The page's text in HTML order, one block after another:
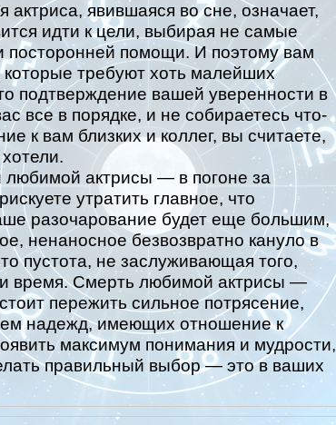
актриса, явившаяся во сне, означает,
идти к цели, выбирая не самые
помощи. И поэтому вам
требуют хоть малейших
подтверждение вашей уверенности в
все в порядке, и не собираетесь что-
к вам близких и коллег, вы считаете,
любимой актрисы — в погоне за
утратить главное, что
разочарование будет еще большим,
ненаносное безвозвратно кануло в
пустота, не заслуживающая того,
время. Смерть любимой актрисы —
пережить сильное потрясение,
надежд, имеющих отношение к
максимум понимания и мудрости,
правильный выбор — это в ваших